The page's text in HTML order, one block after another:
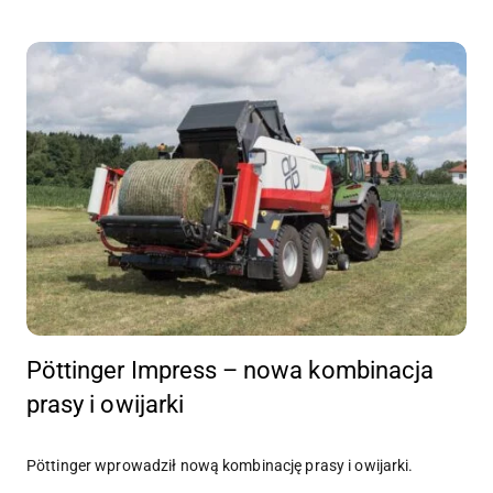
Pöttinger Impress – nowa kombinacja
prasy i owijarki
Pöttinger wprowadził nową kombinację prasy i owijarki.